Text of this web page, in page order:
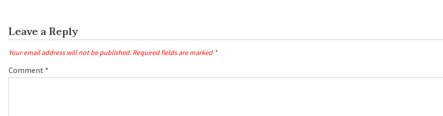
Leave a Reply
Your email address will not be published. Required fields are marked *
Comment *